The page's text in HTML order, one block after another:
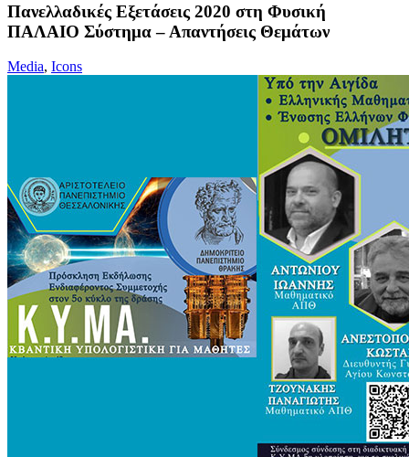
Πανελλαδικές Εξετάσεις 2020 στη Φυσική
ΠΑΛΑΙΟ Σύστημα – Απαντήσεις Θεμάτων
Media, Icons